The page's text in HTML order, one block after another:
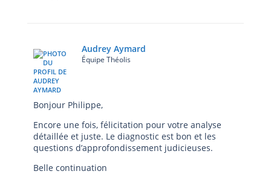
Audrey Aymard
Équipe Théolis
Bonjour Philippe,
Encore une fois, félicitation pour votre analyse
détaillée et juste. Le diagnostic est bon et les
questions d’approfondissement judicieuses.
Belle continuation